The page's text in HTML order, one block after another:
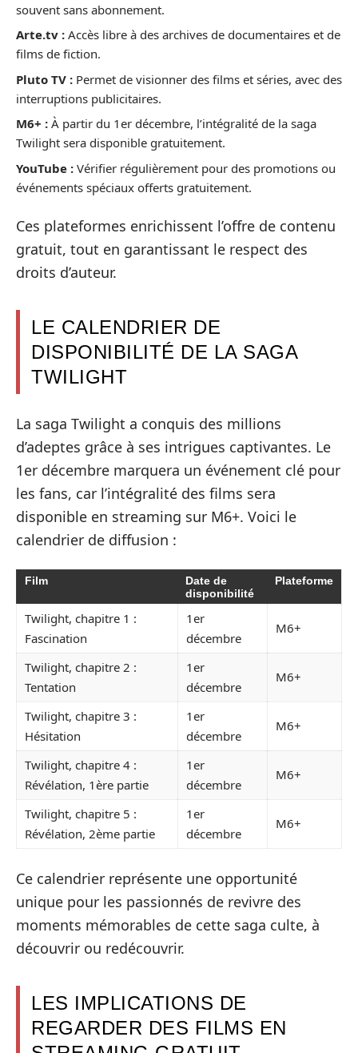
souvent sans abonnement.
Arte.tv : Accès libre à des archives de documentaires et de
films de fiction.
Pluto TV : Permet de visionner des films et séries, avec des
interruptions publicitaires.
M6+ : À partir du 1er décembre, l’intégralité de la saga
Twilight sera disponible gratuitement.
YouTube : Vérifier régulièrement pour des promotions ou
événements spéciaux offerts gratuitement.
Ces plateformes enrichissent l’offre de contenu
gratuit, tout en garantissant le respect des
droits d’auteur.
LE CALENDRIER DE
DISPONIBILITÉ DE LA SAGA
TWILIGHT
La saga Twilight a conquis des millions
d’adeptes grâce à ses intrigues captivantes. Le
1er décembre marquera un événement clé pour
les fans, car l’intégralité des films sera
disponible en streaming sur M6+. Voici le
calendrier de diffusion :
Film
Date de
disponibilité
Plateforme
Twilight, chapitre 1 :
Fascination
1er
décembre
M6+
Twilight, chapitre 2 :
Tentation
1er
décembre
M6+
Twilight, chapitre 3 :
Hésitation
1er
décembre
M6+
Twilight, chapitre 4 :
Révélation, 1ère partie
1er
décembre
M6+
Twilight, chapitre 5 :
Révélation, 2ème partie
1er
décembre
M6+
Ce calendrier représente une opportunité
unique pour les passionnés de revivre des
moments mémorables de cette saga culte, à
découvrir ou redécouvrir.
LES IMPLICATIONS DE
REGARDER DES FILMS EN